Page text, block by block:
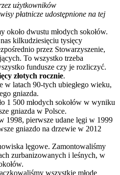
użytkowników
płatnicze udostępnione na tej
dwustu młodych sokołów.
kilkudziesięciu tysięcy
przez Stowarzyszenie,
To wszystko trzeba
fundusze czy je rozliczyć.
złotych rocznie.
w latach 90-tych ubiegłego wieku,
gniazda.
1 500 młodych sokołów w wyniku
gniazda w Polsce.
1998, pierwsze udane lęgi w 1999
gniazdo na drzewie w 2012
lęgowe. Zamontowaliśmy
zurbanizowanych i leśnych, w
wszystkie młode